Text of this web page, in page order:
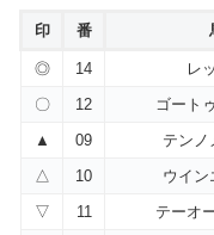
印 番
◎ 14 レ
〇
12 ゴート
▲
09 テンノ
△
10 ウイン
▽
11 テーオ